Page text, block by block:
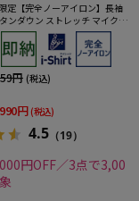
限定【完全ノーアイロン】長袖
ンダウン ストレッチ マイクロ
i-shirt ワイシャツ 通年
円 (税込)
円 (税込)
4.5 （19）
円OFF／3点で3,00